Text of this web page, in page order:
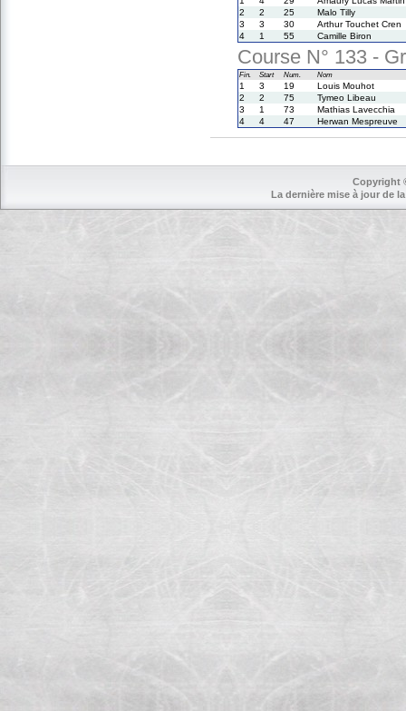
2
2 25
Malo Tilly
3
3 30
Arthur Touchet Cren
4
1 55 Camille Biron
Course N° 133 -
Fin. Start Num. Nom
1 3 19
Louis Mouhot
2
2 75
Tymeo Libeau
3
1 73
Mathias Lavecchia
4
4 47 Herwan Mespreuve
Copyright
La dernière mise à jour de